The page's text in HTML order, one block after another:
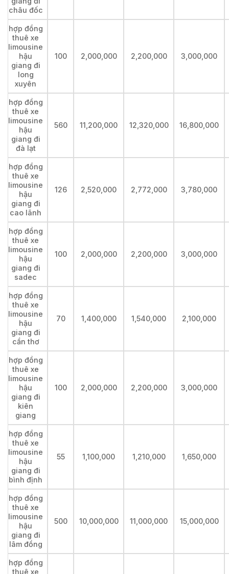
châu đốc
hợp đồng
thuê xe
limousine
hậu
giang đi
long
xuyên
100 2,000,000 2,200,000 3,000,000
hợp đồng
thuê xe
limousine
hậu
giang đi
đà lạt
560 11,200,000 12,320,000 16,800,000
hợp đồng
thuê xe
limousine
hậu
giang đi
cao lãnh
126 2,520,000 2,772,000 3,780,000
hợp đồng
thuê xe
limousine
hậu
giang đi
sadec
100 2,000,000 2,200,000 3,000,000
hợp đồng
thuê xe
limousine
hậu
giang đi
cần thơ
70 1,400,000 1,540,000 2,100,000
hợp đồng
thuê xe
limousine
hậu
giang đi
kiên
giang
100 2,000,000 2,200,000 3,000,000
hợp đồng
thuê xe
limousine
hậu
giang đi
bình định
55 1,100,000 1,210,000 1,650,000
hợp đồng
thuê xe
limousine
hậu
giang đi
lâm đồng
500 10,000,000 11,000,000 15,000,000
hợp đồng
thuê xe